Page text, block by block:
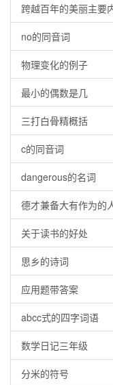
跨越百年的美丽主要
no的同音词
物理变化的例子
最小的偶数是几
三打白骨精概括
c的同音词
dangerous的名词
德才兼备大有作为的
关于读书的好处
思乡的诗词
应用题带答案
abcc式的四字词语
数学日记三年级
分米的符号